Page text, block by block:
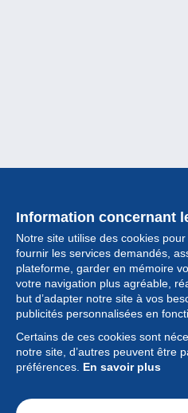
Information concernant
Notre site utilise des cookies
fournir les services demandés,
plateforme, garder en mémoire
votre navigation plus agréable,
but d’adapter notre site à vos
publicités personnalisées en
Certains de ces cookies sont
notre site, d’autres peuvent être
préférences. En savoir plus
Collection
Actualités
Fonctionnalités
Société